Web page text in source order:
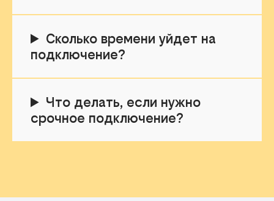
Сколько времени уйдет на
подключение?
Что делать, если нужно
срочное подключение?